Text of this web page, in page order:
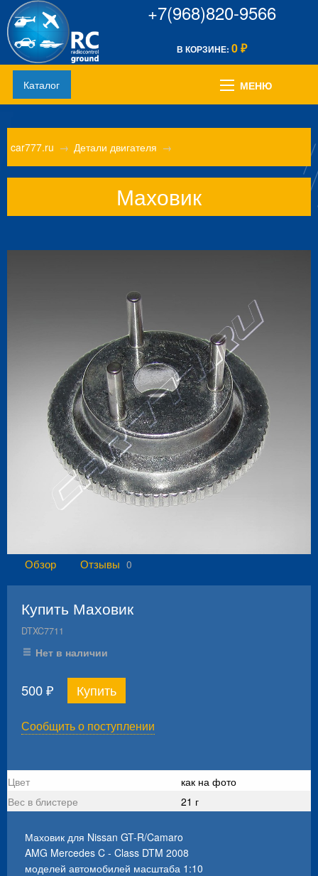
+7(968)820-9566
В КОРЗИНЕ:0₽
Каталог МЕНЮ
car777.ru → Детали двигателя →
Маховик
Обзор Отзывы 0
Купить Маховик
DTXC7711
Нет в наличии
500 ₽
Сообщить о поступлении
Цвет
как на фото
Вес в блистере
21 г
Маховик для Nissan GT-R/Camaro
AMG Mercedes C - Class DTM 2008
моделей автомобилей масштаба 1:10